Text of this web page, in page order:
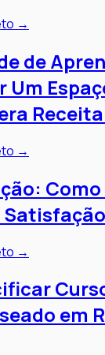
→
de
Um
→
→
em